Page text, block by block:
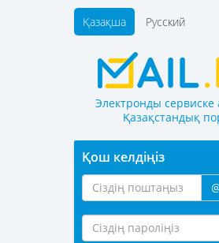
Қазақша Русский
Электронды сервиске
Қазақстандық
Қош келдіңіз